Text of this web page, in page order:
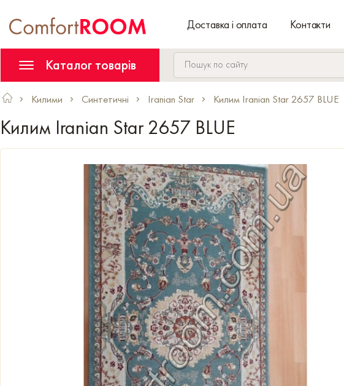
Доставка і оплата Контакти
Каталог товарів
Килими Синтетичні Iranian Star Килим Iranian Star 2657 BLUE
Килим Iranian Star 2657 BLUE